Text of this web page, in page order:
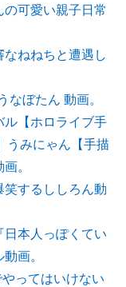
可愛い親子日常
ねねちと遭遇し
ぼたん 動画。
ル【ホロライブ手
みにゃん【手描
。
するししろん動
本人っぽくてい
画。
ってはいけない